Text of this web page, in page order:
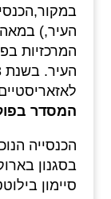
המרכזיות
המסדר
בסגנון
סיימון